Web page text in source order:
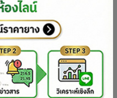
ที่ 3 สิงหาคม 2569
ตลาดแผ่นดิบตลาดเอกชน
ไป คลิก